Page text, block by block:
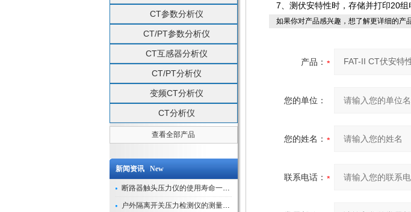
CT参数分析仪
CT/PT参数分析仪
CT互感器分析仪
CT/PT分析仪
变频CT分析仪
CT分析仪
查看全部产品
新闻资讯 New
断路器触头压力仪的使用寿命一般是多久？
户外隔离开关压力检测仪的测量数据如何与GIS系统对接实现智能化运维？
7、测伏安特性时，存储并打印20组
如果你对产品感兴趣，想了解更详细的产
产品：
您的单位：
您的姓名：
联系电话：